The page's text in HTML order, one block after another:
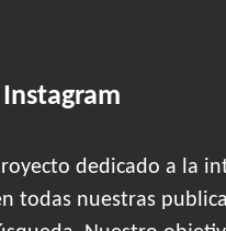
Instagram
dedicado a la
todas nuestras